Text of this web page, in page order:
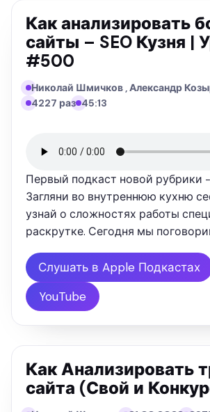
Как анализировать
сайты – SEO Кузня |
#500
Николай Шмичков , Александр
4227 раз 45:13
Первый подкаст новой рубрики -
Загляни во внутреннюю кухню
узнай о сложностях работы
раскрутке. Сегодня мы
очень объемных ресурсов.
Николай Шмичков и его коллега
Козырь. Вы узнаете: как
Слушать в Apple Подкастах
YouTube
Как Анализировать
сайта (Свой и